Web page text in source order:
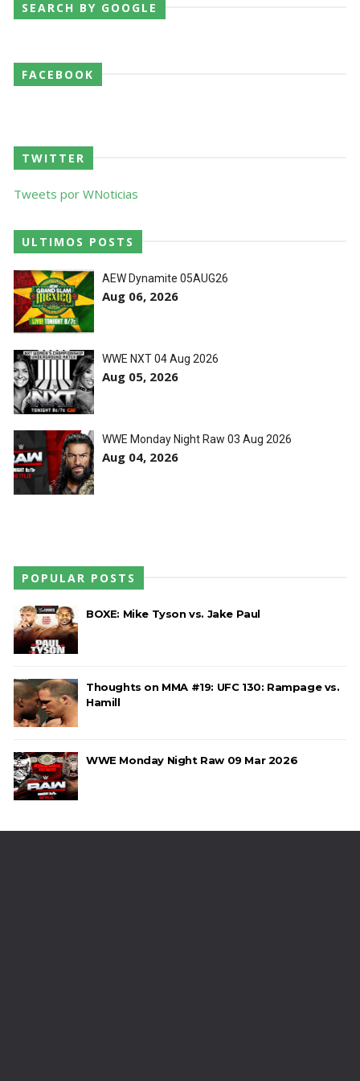
SEARCH BY GOOGLE
FACEBOOK
TWITTER
Tweets por WNoticias
ULTIMOS POSTS
AEW Dynamite 05AUG26
Aug 06, 2026
WWE NXT 04 Aug 2026
Aug 05, 2026
WWE Monday Night Raw 03 Aug 2026
Aug 04, 2026
POPULAR POSTS
BOXE: Mike Tyson vs. Jake Paul
Thoughts on MMA #19: UFC 130: Rampage vs.
Hamill
WWE Monday Night Raw 09 Mar 2026